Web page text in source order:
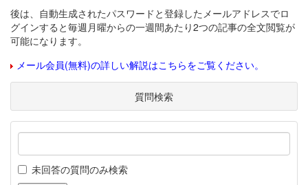
後は、自動生成されたパスワードと登録したメールアドレスでロ
グインすると毎週月曜からの一週間あたり2つの記事の全文閲覧が
可能になります。
メール会員(無料)の詳しい解説はこちらをご覧ください。
質問検索
未回答の質問のみ検索